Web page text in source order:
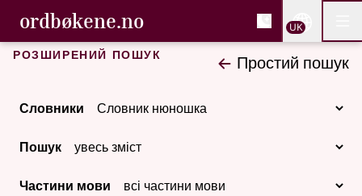
Перейти до основного вмісту
Доступність
ordbøkene.no, Cловник букмола та
Cловник букмола та Словник нюношка
UK
Розширений пошук Простий пошук
Словники
Пошук
Частини мови